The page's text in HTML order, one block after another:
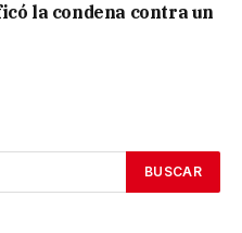
la condena contra un